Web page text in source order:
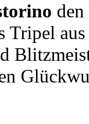
Tripel